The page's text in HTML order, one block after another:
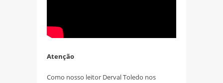
Atenção
Como nosso leitor Derval Toledo nos